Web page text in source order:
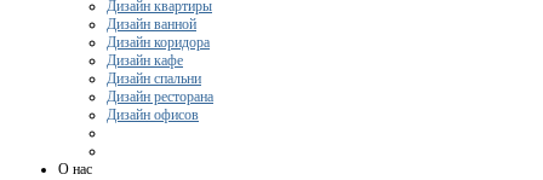
Дизайн квартиры
Дизайн ванной
Дизайн коридора
Дизайн кафе
Дизайн спальни
Дизайн ресторана
Дизайн офисов
О нас